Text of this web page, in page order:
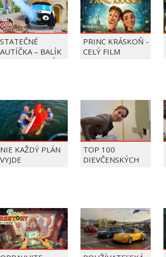
STATEČNÉ
AUTÍČKA – BALÍK
PIERRE PRECLÍK
PRINC KRÁSKOŇ -
CELÝ FILM
NIE KAŽDÝ PLÁN
VYJDE
TOP 100
DIEVČENSKÝCH